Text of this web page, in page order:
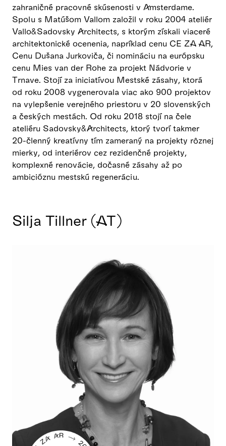
zahraničné pracovné skúsenosti v Amsterdame.
Spolu s Matúšom Vallom založil v roku 2004 ateliér
Vallo&Sadovsky Architects, s ktorým získali viaceré
architektonické ocenenia, napríklad cenu CE ZA AR,
Cenu Dušana Jurkoviča, či nomináciu na európsku
cenu Mies van der Rohe za projekt Nádvorie v
Trnave. Stojí za iniciatívou Mestské zásahy, ktorá
od roku 2008 vygenerovala viac ako 900 projektov
na vylepšenie verejného priestoru v 20 slovenských
a českých mestách. Od roku 2018 stojí na čele
ateliéru Sadovsky&Architects, ktorý tvorí takmer
20-členný kreatívny tím zameraný na projekty rôznej
mierky, od interiérov cez rezidenčné projekty,
komplexné renovácie, dočasné zásahy až po
ambicióznu mestskú regeneráciu.
Silja Tillner (AT)